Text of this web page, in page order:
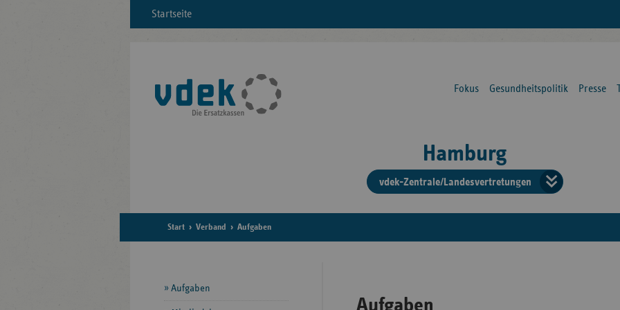
Startseite
Fokus Gesundheitspolitik Presse
Hamburg
vdek-Zentrale/Landesvertretungen
der
Start Verband Aufgaben
Aufgaben
Seitennavigation
Aufgaben